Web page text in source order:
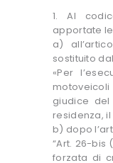
1. Al
apportate
a)
sostituito
«Per
giudice
residenza,
b) dopo
“Art. 26-bis
forzata di